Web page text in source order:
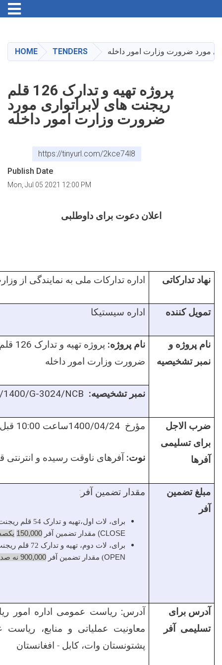
main
content
Toggle navigation
HOME TENDERS
پروژه تهیه و تدارک 126 قلم
ریجنت های لابراتواری مورد
ضرورت وزارت امور داخله
https://tinyurl.com/2kce74l8
Publish Date
Mon, Jul 05 2021 12:00 PM
اعلان دعوت برای داوطلبی
نهاد تدارکاتی اداره تدارکات ملی به نمایندگی از
تمویل کننده اداره سیستیکا
نام پروژه و
نمبر تشخیصیه
نام پروژه: پروژه تهیه و تدارک 126
ضرورت وزارت امور داخله
نمبر تشخیصیه:
G-3024/NCB
ضرب الاجل
برایتسلیمی
آفرها
مؤرخ 1400/04/24ساعت 10:00
نوت: آفرهای ناوقت رسیده و
مبلغ تضمین
آفر
مقدار تضمین آفر:
برای، لات اول،تهیه و تدارک54 قلم
(CLOSE مقدار تضمین آفر150,000
برای، لات دوم، تهیه و تدارک 72 قلم ریجنت های لابراتواری به شکل (
OPEN
) مقدار تضمین آفر900,000 نه صد
آدرس برای
تسلیمی آفر
آدرس: ریاست عمومی اداره امور
معاونیت عملیاتی و منابع، ریاست
پشتونستان وات،کابل - افغانستان